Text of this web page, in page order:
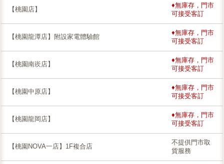
【桃園店】
♦無庫存，門市
可接受客訂
【桃園龍潭店】附設家電體驗館
♦無庫存，門市
可接受客訂
【桃園南崁店】
♦無庫存，門市
可接受客訂
【桃園中原店】
♦無庫存，門市
可接受客訂
【桃園龍岡店】
♦無庫存，門市
可接受客訂
【桃園NOVA一店】1F複合店
不提供門市取
貨服務